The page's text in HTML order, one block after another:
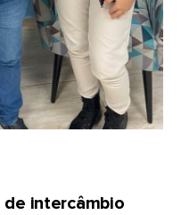
de intercâmbio